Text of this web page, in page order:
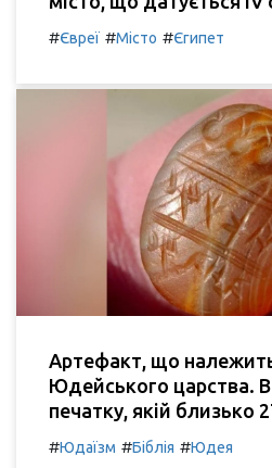
#Євреї #Місто #Єгипет
Артефакт, що
Юдейського царства. В
печатку, якій близько
#Юдаїзм #Біблія #Юдея